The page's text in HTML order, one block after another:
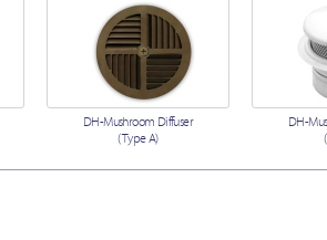
DH-Mushroom Diffuser
(Type A)
DH-